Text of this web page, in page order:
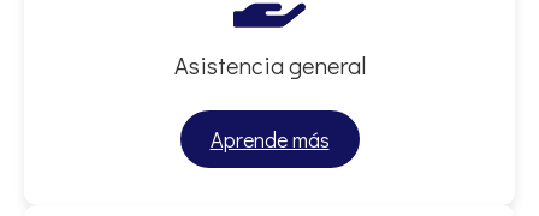
Asistencia general
Aprende más